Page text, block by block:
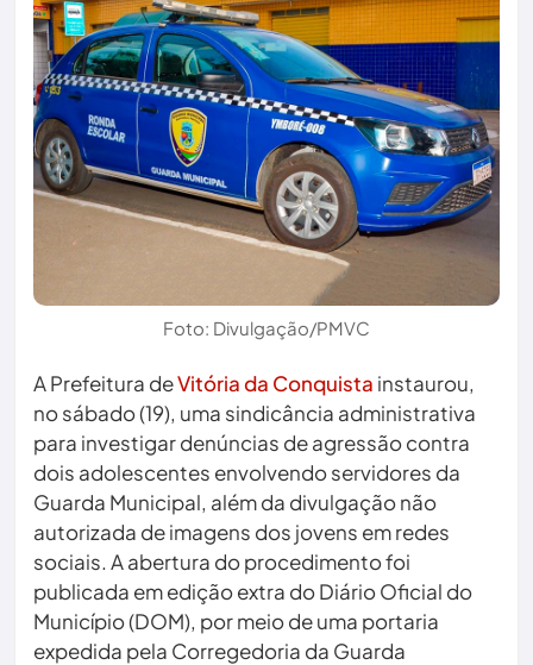
Foto: Divulgação/PMVC
A Prefeitura deVitória da Conquista instaurou,
no sábado (19), uma sindicância administrativa
para investigar denúncias de agressão contra
dois adolescentes envolvendo servidores da
Guarda Municipal, além da divulgação não
autorizada de imagens dos jovens em redes
sociais. A abertura do procedimento foi
publicada em edição extra do Diário Oficial do
Município (DOM), por meio de uma portaria
expedida pela Corregedoria da Guarda